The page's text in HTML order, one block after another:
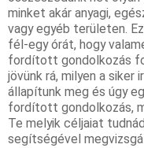
minket akár anyagi,
vagy egyéb területen.
fél-egy órát, hogy
fordított gondolkozás
jövünk rá, milyen a siker
állapítunk meg és úgy
fordított gondolkozás,
Te melyik céljaiat
segítségével